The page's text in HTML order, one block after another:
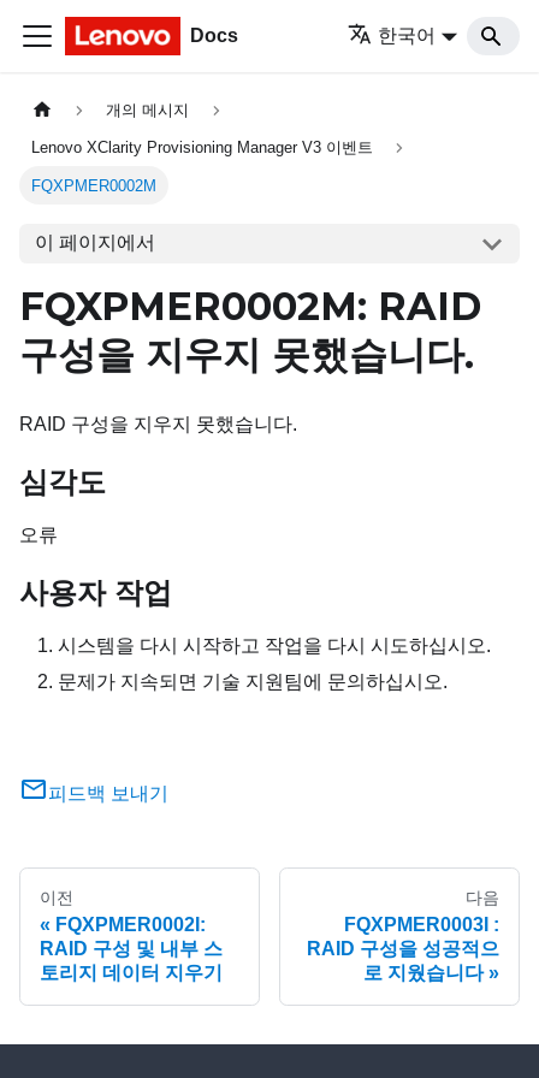
Docs 한국어
개의 메시지
Lenovo XClarity Provisioning Manager V3 이벤트
FQXPMER0002M
이 페이지에서
FQXPMER0002M: RAID
구성을 지우지 못했습니다.
RAID 구성을 지우지 못했습니다.
심각도
오류
사용자 작업
시스템을 다시 시작하고 작업을 다시 시도하십시오.
문제가 지속되면 기술 지원팀에 문의하십시오.
피드백 보내기
이전
FQXPMER0002I:
RAID 구성 및 내부 스
토리지 데이터 지우기
다음
FQXPMER0003I :
RAID 구성을 성공적으
로 지웠습니다